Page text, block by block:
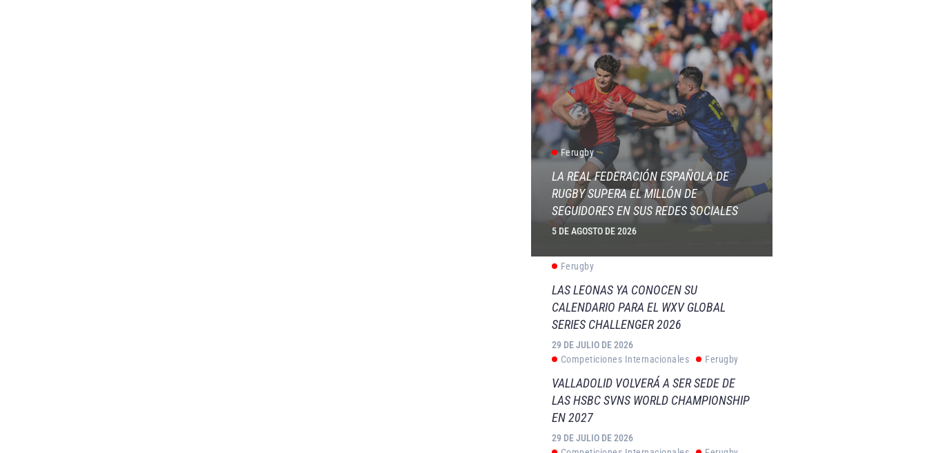
Ferugby
LA REAL FEDERACIÓN ESPAÑOLA DE
RUGBY SUPERA EL MILLÓN DE
SEGUIDORES EN SUS REDES SOCIALES
5 DE AGOSTO DE 2026
Ferugby
LAS LEONAS YA CONOCEN SU
CALENDARIO PARA EL WXV GLOBAL
SERIES CHALLENGER 2026
29 DE JULIO DE 2026
Competiciones Internacionales
Ferugby
VALLADOLID VOLVERÁ A SER SEDE DE
LAS HSBC SVNS WORLD CHAMPIONSHIP
EN 2027
29 DE JULIO DE 2026